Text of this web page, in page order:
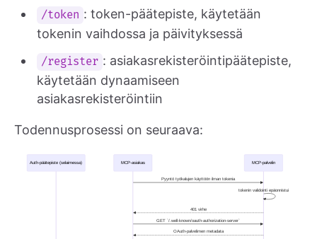
/token : token-päätepiste, käytetään
tokenin vaihdossa ja päivityksessä
/register : asiakasrekisteröintipäätepiste,
käytetään dynaamiseen
asiakasrekisteröintiin
Todennusprosessi on seuraava: